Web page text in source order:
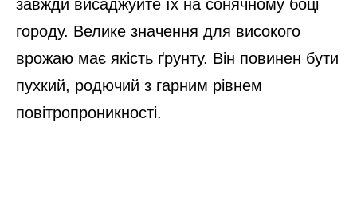
завжди висаджуйте їх на сонячному боці
городу. Велике значення для високого
врожаю має якість ґрунту. Він повинен бути
пухкий, родючий з гарним рівнем
повітропроникності.